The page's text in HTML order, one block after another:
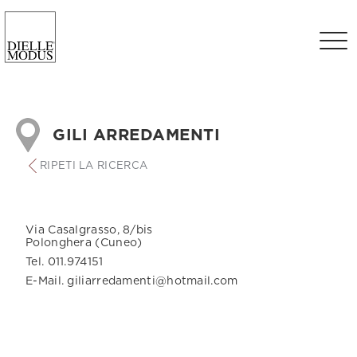
GILI ARREDAMENTI
RIPETI LA RICERCA
Via Casalgrasso, 8/bis
Polonghera (Cuneo)
Tel. 011.974151
E-Mail. giliarredamenti@hotmail.com